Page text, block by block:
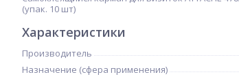
(упак. 10 шт)
Характеристики
Производитель
Назначение (сфера применения)